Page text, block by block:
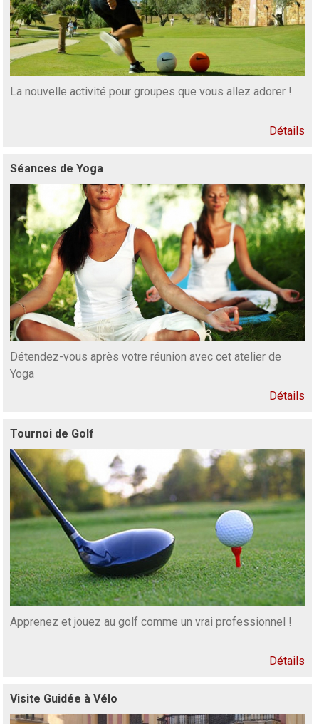
La nouvelle activité pour groupes que vous allez adorer !
Détails
Séances de Yoga
Détendez-vous après votre réunion avec cet atelier de
Yoga
Détails
Tournoi de Golf
Apprenez et jouez au golf comme un vrai professionnel !
Détails
Visite Guidée à Vélo